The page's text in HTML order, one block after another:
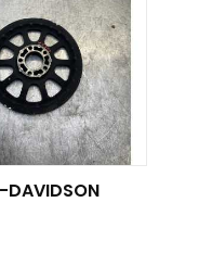
AU PANIER
DAVIDSON